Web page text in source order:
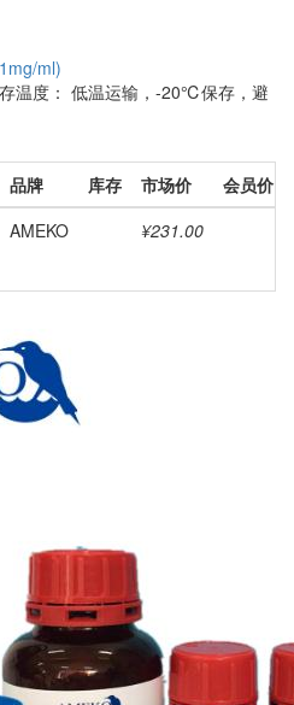
ml)
温度： 低温运输，-20℃保存，避
品牌 库存 市场价 会员价
AMEKO ¥231.00